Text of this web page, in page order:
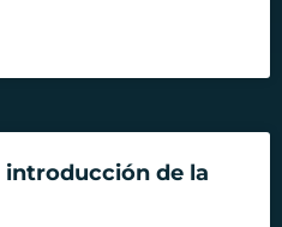
introducción de la